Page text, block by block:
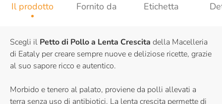
Il prodotto Fornito da Etichetta
Scegli il Petto di Pollo a Lenta Crescita della Macelleria
di Eataly per creare sempre nuove e deliziose ricette, grazie
al suo sapore ricco e autentico.
Morbido e tenero al palato, proviene da polli allevati a
terra senza uso di antibiotici. La lenta crescita permette di